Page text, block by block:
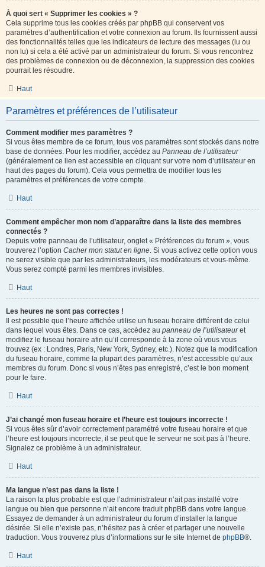
À quoi sert « Supprimer les cookies » ?
Cela supprime tous les cookies créés par phpBB qui conservent vos
paramètres d’authentification et votre connexion au forum. Ils fournissent aussi
des fonctionnalités telles que les indicateurs de lecture des messages (lu ou
non lu) si cela a été activé par un administrateur du forum. Si vous rencontrez
des problèmes de connexion ou de déconnexion, la suppression des cookies
pourrait les résoudre.
Haut
Paramètres et préférences de l’utilisateur
Comment modifier mes paramètres ?
Si vous êtes membre de ce forum, tous vos paramètres sont stockés dans notre
base de données. Pour les modifier, accédez au Panneau de l’utilisateur
(généralement ce lien est accessible en cliquant sur votre nom d’utilisateur en
haut des pages du forum). Cela vous permettra de modifier tous les
paramètres et préférences de votre compte.
Haut
Comment empêcher mon nom d’apparaître dans la liste des membres
connectés ?
Depuis votre panneau de l’utilisateur, onglet « Préférences du forum », vous
trouverez l’option Cacher mon statut en ligne. Si vous activez cette option vous
ne serez visible que par les administrateurs, les modérateurs et vous-même.
Vous serez compté parmi les membres invisibles.
Haut
Les heures ne sont pas correctes !
Il est possible que l’heure affichée utilise un fuseau horaire différent de celui
dans lequel vous êtes. Dans ce cas, accédez au panneau de l’utilisateuret
modifiez le fuseau horaire afin qu’il corresponde à la zone où vous vous
trouvez (ex : Londres, Paris, New York, Sydney, etc.). Notez que la modification
du fuseau horaire, comme la plupart des paramètres, n’est accessible qu’aux
membres du forum. Donc si vous n’êtes pas enregistré, c’est le bon moment
pour le faire.
Haut
J’ai changé mon fuseau horaire et l’heure est toujours incorrecte !
Si vous êtes sûr d’avoir correctement paramétré votre fuseau horaire et que
l’heure est toujours incorrecte, il se peut que le serveur ne soit pas à l’heure.
Signalez ce problème à un administrateur.
Haut
Ma langue n’est pas dans la liste !
La raison la plus probable est que l’administrateur n’ait pas installé votre
langue ou bien que personne n’ait encore traduit phpBB dans votre langue.
Essayez de demander à un administrateur du forum d’installer la langue
désirée. Si elle n’existe pas, n’hésitez pas à créer et partager une nouvelle
traduction. Vous trouverez plus d’informations sur le site Internet de phpBB®.
Haut